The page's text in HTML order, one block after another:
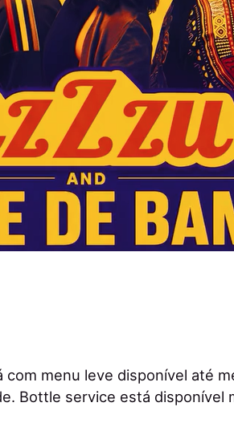
menu leve disponível até
Bottle service está disponível